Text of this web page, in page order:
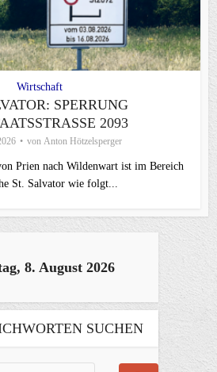
Wirtschaft
SPERRUNG
2093
von Anton Hötzelsperger
Prien nach Wildenwart ist im Bereich
St. Salvator wie folgt...
8. August 2026
SUCHEN